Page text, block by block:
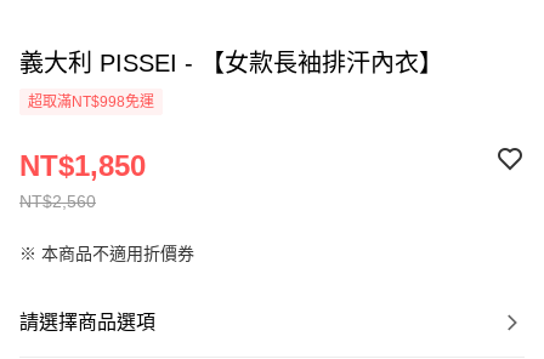
義大利 PISSEI - 【女款長袖排汗內衣】
超取滿NT$998免運
NT$2,560
NT$1,850
※ 本商品不適用折價券
請選擇商品選項